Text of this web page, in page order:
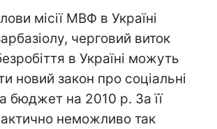
місії МВФ в Україні
черговий виток
в Україні можуть
новий закон про соціальні
бюджет на 2010 р. За її
неможливо так